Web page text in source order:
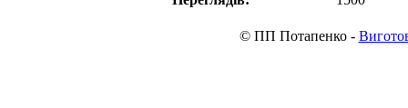
© ПП Потапенко -